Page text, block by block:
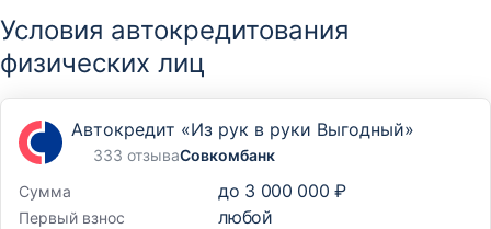
Условия автокредитования
физических лиц
Автокредит «Из рук в руки Выгодный»
333 отзываСовкомбанк
Сумма
до 3 000 000 ₽
Первый взнос любой